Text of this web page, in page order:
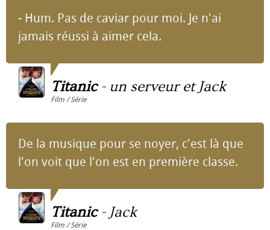
- Hum. Pas de caviar pour moi. Je n'ai
jamais réussi à aimer cela.
Titanic- un serveur et Jack
Film / Série
De la musique pour se noyer, c'est là que
l'on voit que l'on est en première classe.
Titanic- Jack
Film / Série